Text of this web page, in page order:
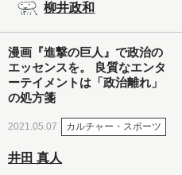
柳井政和
漫画『進撃の巨人』で政治の
エッセンスを。 良質なエンタ
ーテイメントは「政治離れ」
の処方箋
2021.05.07 カルチャー・スポーツ
井田 真人